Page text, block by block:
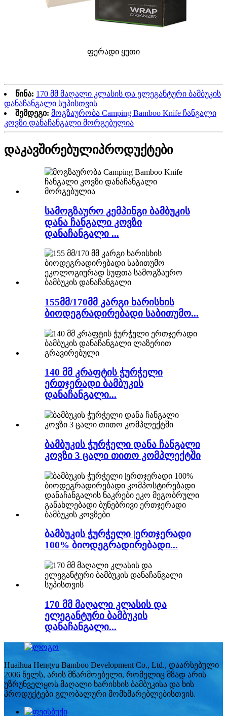
ფერადი ყუთი
წინა: 170 მმ მაღალი კლასის და ელეგანტური ბამბუკის
დანაჩანგალი სუპისთვის
შემდეგი: მოგზაურობა Camping Bamboo Knife ჩანგალი
კოვზი დანაჩანგალი მორგებულია
დაკავშირებულიპროდუქტები
სამოგზაურო კემპინგი ბამბუკის
დანა ჩანგალი კოვზი
დანაჩანგალი ...
155მმ/170მმ კარგი ხარისხის
ბიოდეგრადირებადი საბითუმო...
140 მმ კრაფტის ჭურჭელი
ერთჯერადი ბამბუკის
დანაჩანგალი...
ბამბუკის ჭურჭელი დანა ჩანგალი
კოვზი 3 ცალი თითო კომპლექტში
ბამბუკის ჭურჭელი |ერთჯერადი
100% ბიოდეგრადირებადი...
170 მმ მაღალი კლასის და
ელეგანტური ბამბუკის
დანაჩანგალი...
Huaihua Hengyu Bamboo Development Co., Ltd., დაარსებული
2006 წელს, არის მწარმოებელი, რომელიც მზად არის
უზრუნველყოს მაღალი ხარისხის ბამბუკისა და ხის
პროდუქტები გლობალური მომხმარებლებისთვის.